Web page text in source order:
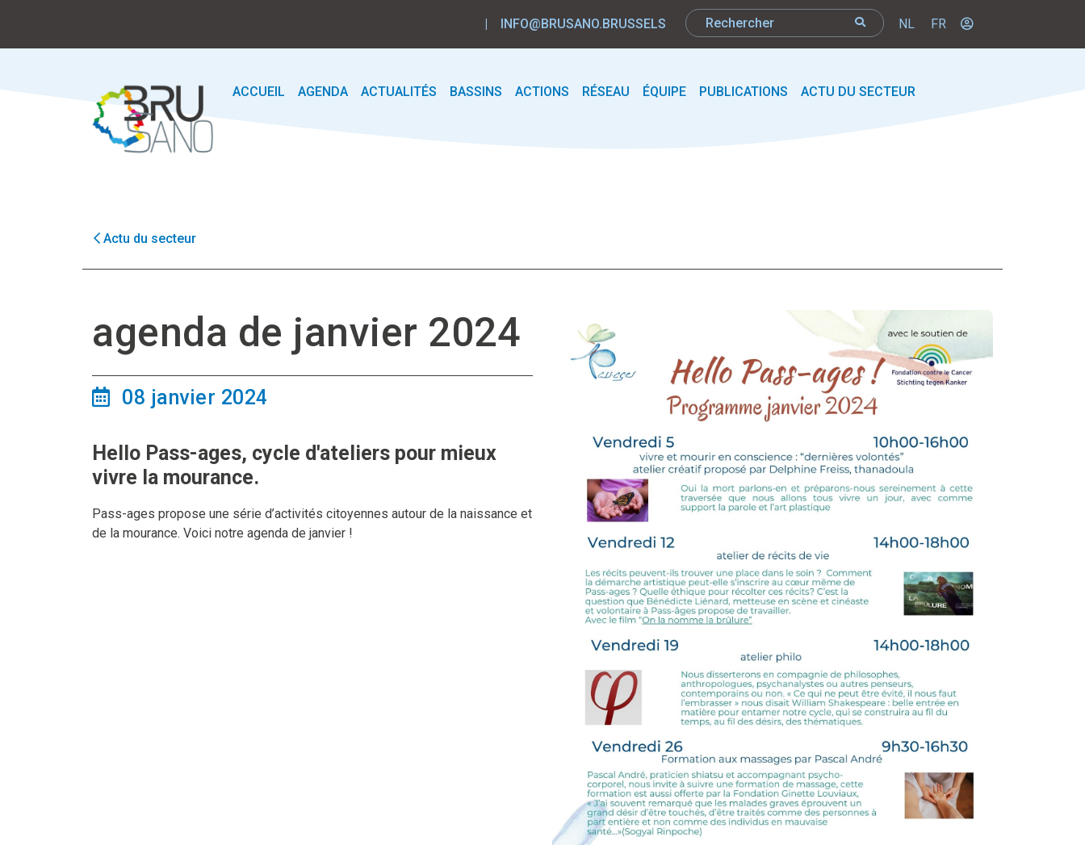
| INFO@BRUSANO.BRUSSELS NL FR
ACCUEIL AGENDA ACTUALITÉS BASSINS ACTIONS RÉSEAU ÉQUIPE PUBLICATIONS ACTU DU SECTEUR
Actu du secteur
agenda de janvier 2024
08 janvier 2024
Hello Pass-ages, cycle d'ateliers pour mieux
vivre la mourance.
Pass-ages propose une série d’activités citoyennes autour de la naissance et
de la mourance. Voici notre agenda de janvier !